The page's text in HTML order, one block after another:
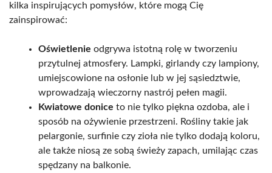
kilka inspirujących pomysłów, które mogą Cię
zainspirować:
Oświetlenie odgrywa istotną rolę w tworzeniu
przytulnej atmosfery. Lampki, girlandy czy lampiony,
umiejscowione na osłonie lub w jej sąsiedztwie,
wprowadzają wieczorny nastrój pełen magii.
Kwiatowe donice to nie tylko piękna ozdoba, ale i
sposób na ożywienie przestrzeni. Rośliny takie jak
pelargonie, surfinie czy zioła nie tylko dodają koloru,
ale także niosą ze sobą świeży zapach, umilając czas
spędzany na balkonie.